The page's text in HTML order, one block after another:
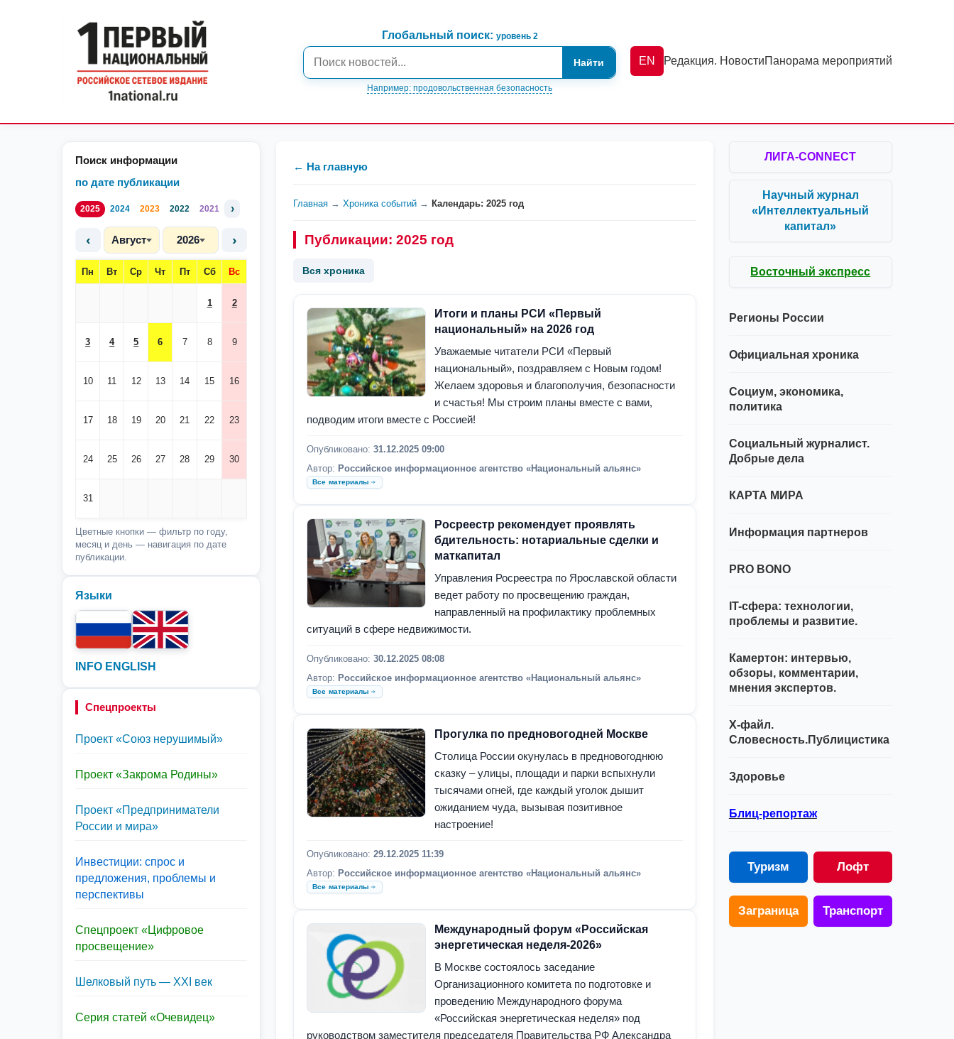
Глобальный поиск: уровень 2
Найти
Например: продовольственная безопасность
EN Редакция. НовостиПанорама мероприятий
Поиск информации
по дате публикации
2025 2024 2023 2022 2021 ›
‹ Август 2026 ›
Пн Вт Ср Чт Пт Сб Вс
1 2
3 4 5 6 7 8 9
10 11 12 13 14 15 16
17 18 19 20 21 22 23
24 25 26 27 28 29 30
31
Цветные кнопки — фильтр по году,
месяц и день — навигация по дате
публикации.
Языки
INFO ENGLISH
Спецпроекты
Проект «Союз нерушимый»
Проект «Закрома Родины»
Проект «Предприниматели
России и мира»
Инвестиции: спрос и
предложения, проблемы и
перспективы
Спецпроект «Цифровое
просвещение»
Шелковый путь — XXI век
Серия статей «Очевидец»
← На главную
Главная → Хроника событий → Календарь: 2025 год
Публикации: 2025 год
Вся хроника
Итоги и планы РСИ «Первый
национальный» на 2026 год
Уважаемые читатели РСИ «Первый
национальный», поздравляем с Новым годом!
Желаем здоровья и благополучия, безопасности
и счастья! Мы строим планы вместе с вами,
подводим итоги вместе с Россией!
Опубликовано:31.12.2025 09:00
Автор: Российское информационное агентство «Национальный альянс»
Все материалы
Росреестр рекомендует проявлять
бдительность: нотариальные сделки и
маткапитал
Управления Росреестра по Ярославской области
ведет работу по просвещению граждан,
направленный на профилактику проблемных
ситуаций в сфере недвижимости.
Опубликовано:30.12.2025 08:08
Автор: Российское информационное агентство «Национальный альянс»
Все материалы
Прогулка по предновогодней Москве
Столица России окунулась в предновогоднюю
сказку – улицы, площади и парки вспыхнули
тысячами огней, где каждый уголок дышит
ожиданием чуда, вызывая позитивное
настроение!
Опубликовано:29.12.2025 11:39
Автор: Российское информационное агентство «Национальный альянс»
Все материалы
Международный форум «Российская
энергетическая неделя-2026»
В Москве состоялось заседание
Организационного комитета по подготовке и
проведению Международного форума
«Российская энергетическая неделя» под
руководством заместителя председателя Правительства РФ Александра
ЛИГА-CONNECT
Научный журнал
«Интеллектуальный
капитал»
Восточный экспресс
Регионы России
Официальная хроника
Социум, экономика,
политика
Социальный журналист.
Добрые дела
КАРТА МИРА
Информация партнеров
PRO BONO
IT-сфера: технологии,
проблемы и развитие.
Камертон: интервью,
обзоры, комментарии,
мнения экспертов.
Х-файл.
Словесность.Публицистика
Здоровье
Блиц-репортаж
Туризм Лофт
Заграница Транспорт